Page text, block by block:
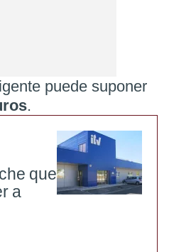
puede suponer
.
que
a